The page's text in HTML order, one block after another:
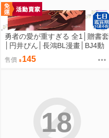
勇者の愛が重すぎる 全1│贈書套
│円井ぴん│長鴻BL漫畫│BJ4動
漫
售價 145
18